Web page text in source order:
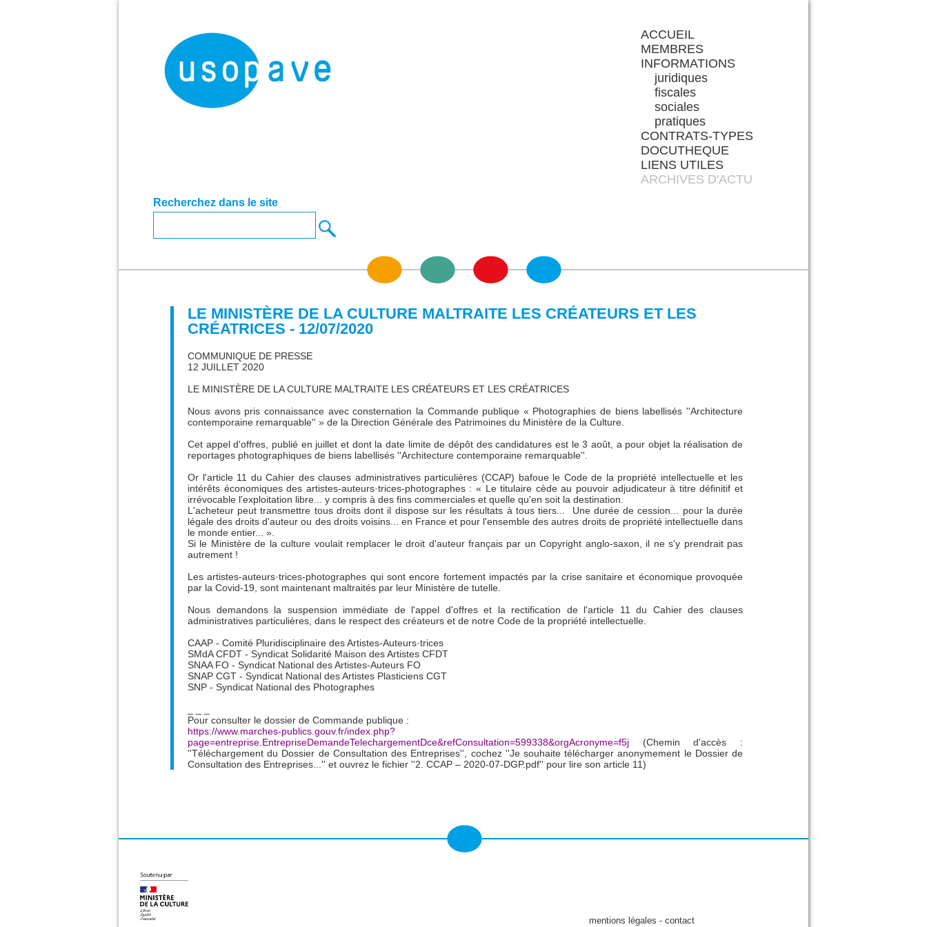
ACCUEIL
MEMBRES
INFORMATIONS
juridiques
fiscales
sociales
pratiques
CONTRATS-TYPES
DOCUTHEQUE
LIENS UTILES
ARCHIVES D'ACTU
Recherchez dans le site
LE MINISTÈRE DE LA CULTURE MALTRAITE LES CRÉATEURS ET LES
CRÉATRICES - 12/07/2020
COMMUNIQUE DE PRESSE
12 JUILLET 2020
LE MINISTÈRE DE LA CULTURE MALTRAITE LES CRÉATEURS ET LES CRÉATRICES
Nous avons pris connaissance avec consternation la Commande publique « Photographies de biens labellisés ''Architecture
contemporaine remarquable'' » de la Direction Générale des Patrimoines du Ministère de la Culture.
Cet appel d'offres, publié en juillet et dont la date limite de dépôt des candidatures est le 3 août, a pour objet la réalisation de
reportages photographiques de biens labellisés ''Architecture contemporaine remarquable''.
Or l'article 11 du Cahier des clauses administratives particulières (CCAP) bafoue le Code de la propriété intellectuelle et les
intérêts économiques des artistes-auteurs·trices-photographes : « Le titulaire cède au pouvoir adjudicateur à titre définitif et
irrévocable l'exploitation libre... y compris à des fins commerciales et quelle qu'en soit la destination.
L'acheteur peut transmettre tous droits dont il dispose sur les résultats à tous tiers... Une durée de cession... pour la durée
légale des droits d'auteur ou des droits voisins... en France et pour l'ensemble des autres droits de propriété intellectuelle dans
le monde entier... ».
Si le Ministère de la culture voulait remplacer le droit d'auteur français par un Copyright anglo-saxon, il ne s'y prendrait pas
autrement !
Les artistes-auteurs·trices-photographes qui sont encore fortement impactés par la crise sanitaire et économique provoquée
par la Covid-19, sont maintenant maltraités par leur Ministère de tutelle.
Nous demandons la suspension immédiate de l'appel d'offres et la rectification de l'article 11 du Cahier des clauses
administratives particulières, dans le respect des créateurs et de notre Code de la propriété intellectuelle.
CAAP - Comité Pluridisciplinaire des Artistes-Auteurs·trices
SMdA CFDT - Syndicat Solidarité Maison des Artistes CFDT
SNAA FO - Syndicat National des Artistes-Auteurs FO
SNAP CGT - Syndicat National des Artistes Plasticiens CGT
SNP - Syndicat National des Photographes
Pour consulter le dossier de Commande publique :
https://www.marches-publics.gouv.fr/index.php?
page=entreprise.EntrepriseDemandeTelechargementDce&refConsultation=599338&orgAcronyme=f5j (Chemin d'accès :
''Téléchargement du Dossier de Consultation des Entreprises'', cochez ''Je souhaite télécharger anonymement le Dossier de
Consultation des Entreprises...'' et ouvrez le fichier ''2. CCAP – 2020-07-DGP.pdf'' pour lire son article 11)
mentions légales - contact